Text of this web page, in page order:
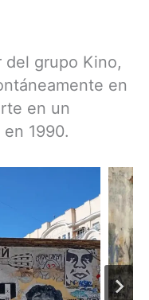
del grupo Kino,
en
en un
1990.